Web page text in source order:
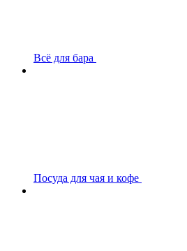
Всё для бара
Посуда для чая и кофе